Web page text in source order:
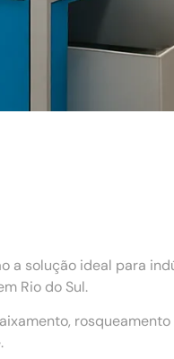
a solução ideal para
Rio do Sul.
rosqueamento